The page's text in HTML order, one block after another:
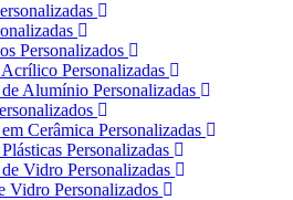
Personalizados
Acrílico Personalizadas
de Alumínio Personalizadas
Cerâmica Personalizadas
Personalizadas
Vidro Personalizadas
Vidro Personalizados